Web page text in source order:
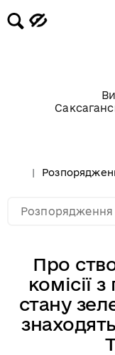
Про
комісії
стану
Розпорядження